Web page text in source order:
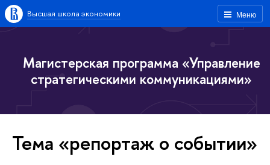
Меню
Высшая школа экономики
Магистерская программа «Управление
стратегическими коммуникациями»
Тема «репортаж о событии»